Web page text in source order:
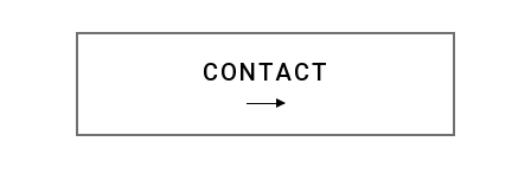
CONTACT